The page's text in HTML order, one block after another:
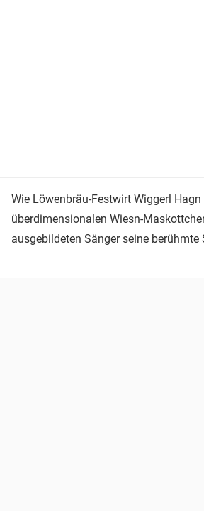
Wie Löwenbräu-Festwirt Wiggerl
überdimensionalen Wiesn-
ausgebildeten Sänger seine berühmte